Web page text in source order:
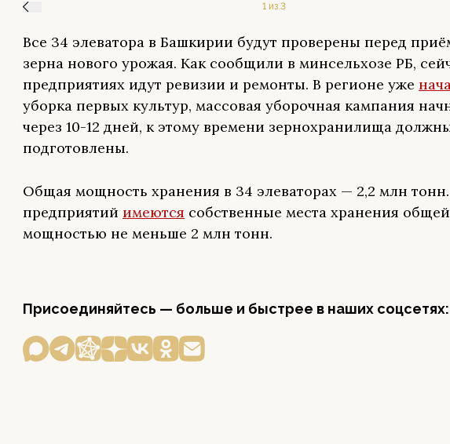
1 из 3
Все 34 элеватора в Башкирии будут проверены перед
зерна нового урожая. Как сообщили в минсельхозе РБ,
предприятиях идут ревизии и ремонты. В регионе уже
уборка первых культур, массовая уборочная кампания
через 10-12 дней, к этому времени зернохранилища
подготовлены.
Общая мощность хранения в 34 элеваторах — 2,2 млн
предприятий имеются собственные места хранения общей
мощностью не меньше 2 млн тонн.
Присоединяйтесь — больше и быстрее в наших соцсетях: